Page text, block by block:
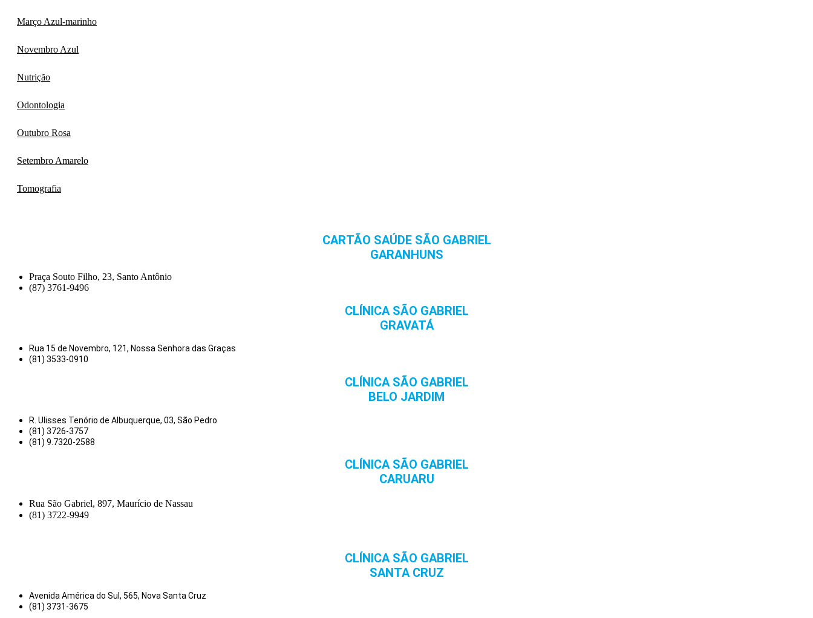
Março Azul-marinho
Novembro Azul
Nutrição
Odontologia
Outubro Rosa
Setembro Amarelo
Tomografia
CARTÃO SAÚDE SÃO GABRIEL
GARANHUNS
Praça Souto Filho, 23, Santo Antônio
(87) 3761-9496
CLÍNICA SÃO GABRIEL
GRAVATÁ
Rua 15 de Novembro, 121, Nossa Senhora das Graças
(81) 3533-0910
CLÍNICA SÃO GABRIEL
BELO JARDIM
R. Ulisses Tenório de Albuquerque, 03, São Pedro
(81) 3726-3757
(81) 9.7320-2588
CLÍNICA SÃO GABRIEL
CARUARU
Rua São Gabriel, 897, Maurício de Nassau
(81) 3722-9949
CLÍNICA SÃO GABRIEL
SANTA CRUZ
Avenida América do Sul, 565, Nova Santa Cruz
(81) 3731-3675